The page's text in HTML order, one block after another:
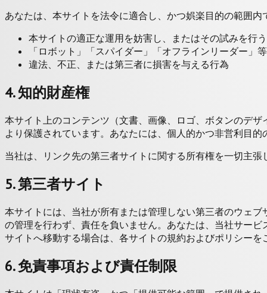
あなたは、本サイトを法令に適合し、かつ娯楽目的の範囲
本サイトの適正な運用を妨害し、またはその試みを行
「ロボット」「スパイダー」「オフラインリーダー
違法、不正、または第三者に損害を与える行為
4. 知的財産権
本サイト上のコンテンツ（文書、画像、ロゴ、ボタンのデ
より保護されています。あなたには、個人的かつ非営利目
当社は、リンク先の第三者サイトに関する所有権を一切主
5. 第三者サイト
本サイトには、当社が所有または管理しない第三者のウェ
の管理を行わず、責任を負いません。あなたは、当社サー
サイトへ移動する場合は、各サイトの規約およびポリシーを
6. 免責事項および責任制限